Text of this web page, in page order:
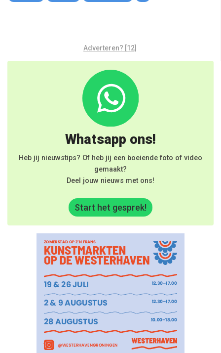
Adverteren? [12]
Whatsapp ons!
Heb jij nieuwstips? Of heb jij een boeiende foto of video
gemaakt?
Deel jouw nieuws met ons!
Start het gesprek!